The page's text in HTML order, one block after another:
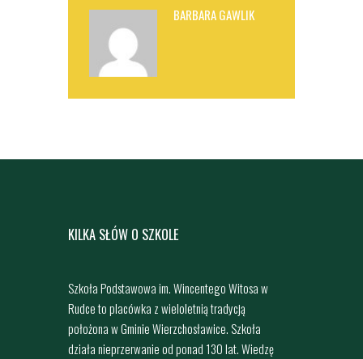
BARBARA GAWLIK
KILKA SŁÓW O SZKOLE
Szkoła Podstawowa im. Wincentego Witosa w
Rudce to placówka z wieloletnią tradycją
położona w Gminie Wierzchosławice. Szkoła
działa nieprzerwanie od ponad 130 lat. Wiedzę